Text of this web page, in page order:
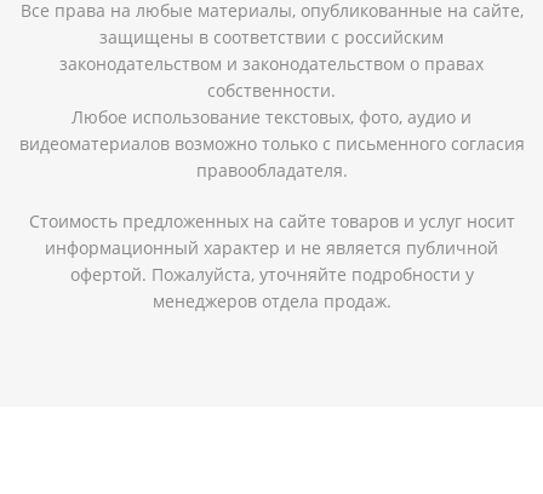
Все права на любые материалы, опубликованные на сайте,
защищены в соответствии с российским
законодательством и законодательством о правах
собственности.
Любое использование текстовых, фото, аудио и
видеоматериалов возможно только с письменного согласия
правообладателя.
Стоимость предложенных на сайте товаров и услуг носит
информационный характер и не является публичной
офертой. Пожалуйста, уточняйте подробности у
менеджеров отдела продаж.